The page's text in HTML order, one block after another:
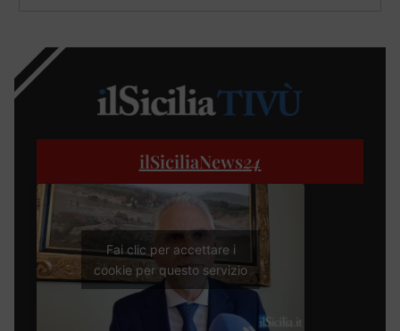
ilSiciliaNews24
Fai clic per accettare i
cookie per questo servizio